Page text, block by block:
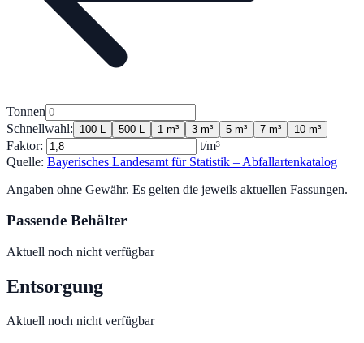
Tonnen
Schnellwahl:
100 L 500 L 1 m³ 3 m³ 5 m³ 7 m³ 10 m³
Faktor:
t/m³
Quelle: Bayerisches Landesamt für Statistik – Abfallartenkatalog
Angaben ohne Gewähr. Es gelten die jeweils aktuellen Fassungen.
Passende Behälter
Aktuell noch nicht verfügbar
Entsorgung
Aktuell noch nicht verfügbar